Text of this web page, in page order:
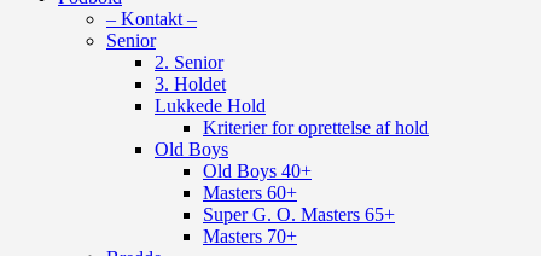
– Kontakt –
Senior
2. Senior
3. Holdet
Lukkede Hold
Kriterier for oprettelse af hold
Old Boys
Old Boys 40+
Masters 60+
Super G. O. Masters 65+
Masters 70+